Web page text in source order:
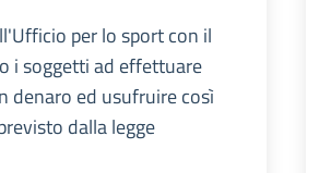
per lo sport con il
i soggetti ad effettuare
denaro ed usufruire così
dalla legge